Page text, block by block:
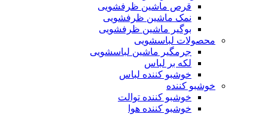
قرص ماشین ظرفشویی
نمک ماشین ظرفشویی
بوگیر ماشین ظرفشویی
محصولات لباسشویی
جرمگیر ماشین لباسشویی
لکه بر لباس
خوشبو کننده لباس
خوشبو کننده
خوشبو کننده توالت
خوشبو کننده هوا